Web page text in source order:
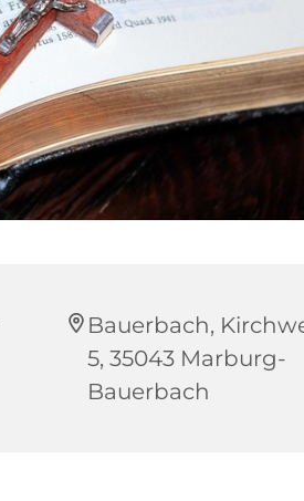
Bauerbach,
5, 35043 Marburg-
Bauerbach